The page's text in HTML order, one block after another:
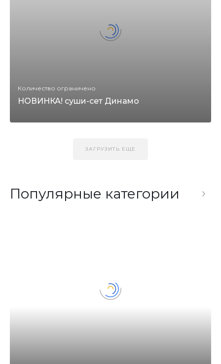
Количество ограничено
НОВИНКА! суши-сет Динамо
ЗАГРУЗИТЬ ЕЩЕ
Популярные категории